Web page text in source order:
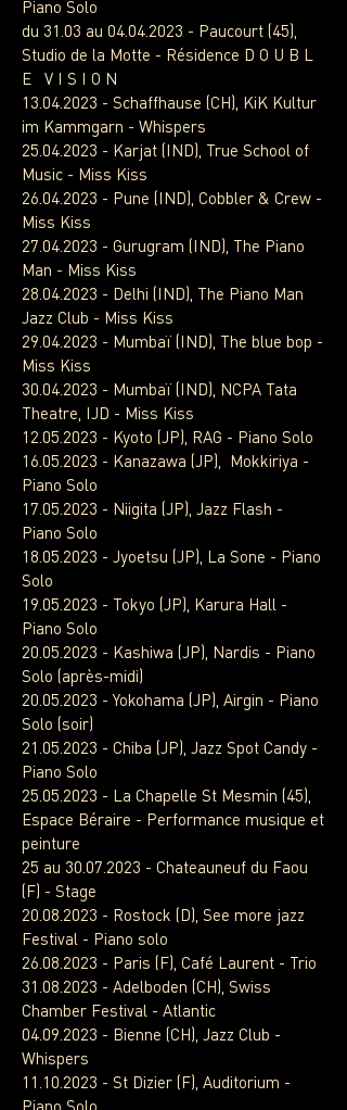
Piano Solo
du 31.03 au 04.04.2023 - Paucourt (45),
Studio de la Motte - Résidence D O U B L
E V I S I O N
13.04.2023 - Schaffhause (CH), KiK Kultur
im Kammgarn - Whispers
25.04.2023 - Karjat (IND), True School of
Music - Miss Kiss
26.04.2023 - Pune (IND), Cobbler & Crew -
Miss Kiss
27.04.2023 - Gurugram (IND), The Piano
Man - Miss Kiss
28.04.2023 - Delhi (IND), The Piano Man
Jazz Club - Miss Kiss
29.04.2023 - Mumbaï (IND), The blue bop -
Miss Kiss
30.04.2023 - Mumbaï (IND), NCPA Tata
Theatre, IJD - Miss Kiss
12.05.2023 - Kyoto (JP), RAG - Piano Solo
16.05.2023 - Kanazawa (JP), Mokkiriya -
Piano Solo
17.05.2023 - Niigita (JP), Jazz Flash -
Piano Solo
18.05.2023 - Jyoetsu (JP), La Sone - Piano
Solo
19.05.2023 - Tokyo (JP), Karura Hall -
Piano Solo
20.05.2023 - Kashiwa (JP), Nardis - Piano
Solo (après-midi)
20.05.2023 - Yokohama (JP), Airgin - Piano
Solo (soir)
21.05.2023 - Chiba (JP), Jazz Spot Candy -
Piano Solo
25.05.2023 - La Chapelle St Mesmin (45),
Espace Béraire - Performance musique et
peinture
25 au 30.07.2023 - Chateauneuf du Faou
(F) - Stage
20.08.2023 - Rostock (D), See more jazz
Festival - Piano solo
26.08.2023 - Paris (F), Café Laurent - Trio
31.08.2023 - Adelboden (CH), Swiss
Chamber Festival - Atlantic
04.09.2023 - Bienne (CH), Jazz Club -
Whispers
11.10.2023 - St Dizier (F), Auditorium -
Piano Solo